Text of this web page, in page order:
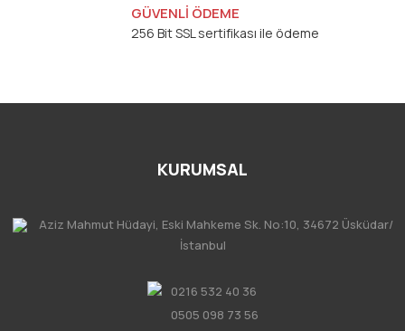
GÜVENLİ ÖDEME
256 Bit SSL sertifikası ile ödeme
KURUMSAL
Aziz Mahmut Hüdayi, Eski Mahkeme Sk. No:10, 34672 Üsküdar/
İstanbul
0216 532 40 36
0505 098 73 56